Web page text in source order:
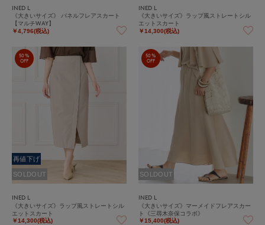
INED L
《大きいサイズ》 パネルフレアスカート
【マルチWAY】
￥4,796(税込)
INED L
《大きいサイズ》ラップ風ストレートシル
エットスカート
￥14,300(税込)
50%
OFF
再値下げ
SOLDOUT
INED L
《大きいサイズ》ラップ風ストレートシル
エットスカート
￥14,300(税込)
50%
OFF
SOLDOUT
INED L
《大きいサイズ》マーメイドフレアスカー
ト《三尋木奈保コラボ》
￥15,400(税込)